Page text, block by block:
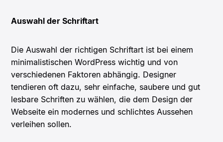
Auswahl der Schriftart
Die Auswahl der richtigen Schriftart ist bei einem
minimalistischen WordPress wichtig und von
verschiedenen Faktoren abhängig. Designer
tendieren oft dazu, sehr einfache, saubere und gut
lesbare Schriften zu wählen, die dem Design der
Webseite ein modernes und schlichtes Aussehen
verleihen sollen.